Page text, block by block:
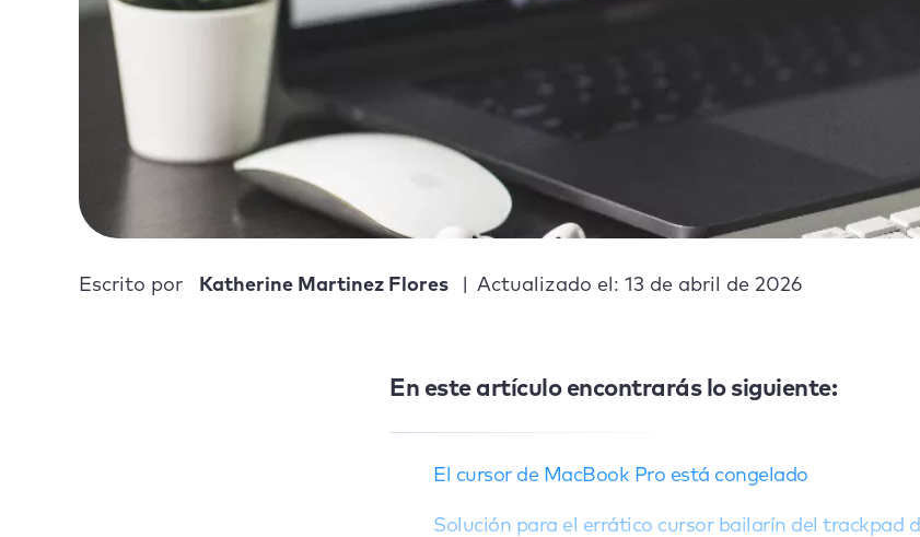
Escrito por Katherine Martinez Flores Actualizado el: 13 de abril de 2026
En este artículo encontrarás lo siguiente:
El cursor de MacBook Pro está congelado
Solución para el errático cursor bailarín del trackpad